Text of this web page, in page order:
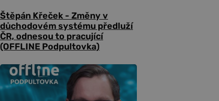
Štěpán Křeček - Změny v
důchodovém systému předluží
ČR, odnesou to pracující
(OFFLINE Podpultovka)